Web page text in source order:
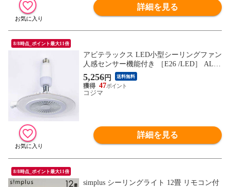
詳細を見る
8/8時点_ポイント最大11倍
アビテラックス LED小型シーリングファン
人感センサー機能付き ［E26 /LED］ ALC-
JDKBFAN
5,256円 送料無料
47
コジマ
詳細を見る
8/8時点_ポイント最大11倍
simplus シーリングライト 12畳 リモコン付